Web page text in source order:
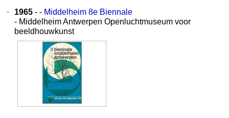
· 1965 - - Middelheim 8e Biennale
- Middelheim Antwerpen Openluchtmuseum voor
beeldhouwkunst